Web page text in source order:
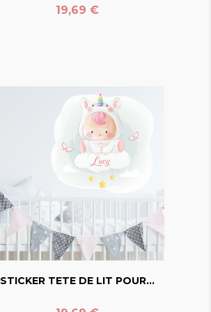
Prix
19,69 €
favorite_border
STICKER TETE DE LIT POUR...